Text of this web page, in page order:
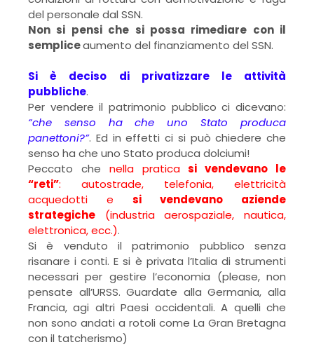
del personale dal SSN.
Non si pensi che si possa rimediare con il
sempliceaumento del finanziamento del SSN.
Si è deciso di privatizzare le attività
pubbliche.
Per vendere il patrimonio pubblico ci dicevano:
“che senso ha che uno Stato produca
panettoni?”. Ed in effetti ci si può chiedere che
senso ha che uno Stato produca dolciumi!
Peccato che nella praticasi vendevano le
“reti”: autostrade, telefonia, elettricità
acquedotti e si vendevano aziende
strategiche (industria aerospaziale, nautica,
elettronica, ecc.).
Si è venduto il patrimonio pubblico senza
risanare i conti. E si è privata l’Italia di strumenti
necessari per gestire l’economia (please, non
pensate all’URSS. Guardate alla Germania, alla
Francia, agi altri Paesi occidentali. A quelli che
non sono andati a rotoli come La Gran Bretagna
con il tatcherismo)